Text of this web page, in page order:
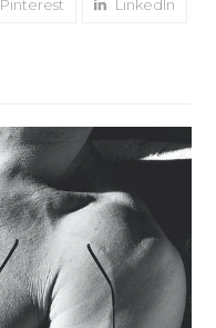
Pinterest LinkedIn